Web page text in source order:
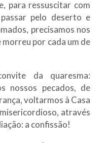
para ressuscitar com
pelo deserto e
precisamos nos
por cada um de
da quaresma:
nossos pecados, de
voltarmos à Casa
através
a confissão!